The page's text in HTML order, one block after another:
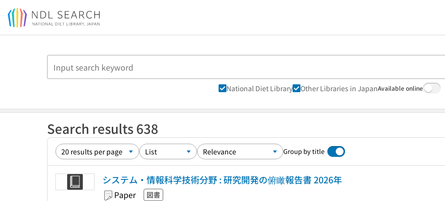
Jump to main content
National Diet Library Other Libraries in JapanAvailable online
Search results 638
Group by title
システム・情報科学技術分野 : 研究開発の俯瞰報告書 2026年
Paper 図書